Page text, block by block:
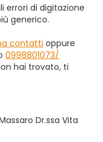
errori di digitazione
generico.
contatti oppure
0998801073/
hai trovato, ti
Dr.ssa Vita